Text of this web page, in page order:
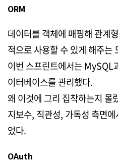
ORM
데이터를 객체에 매핑해 관계
적으로 사용할 수 있게 해주는
이번 스프린트에서는
이터베이스를 관리했다.
왜 이것에 그리 집착하는지 몰
지보수, 직관성, 가독성 측면
었다.
OAuth